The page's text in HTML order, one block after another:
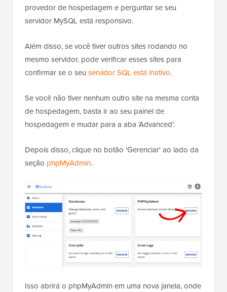
provedor de hospedagem e perguntar se seu
servidor MySQL está responsivo.
Além disso, se você tiver outros sites rodando no
mesmo servidor, pode verificar esses sites para
confirmar se o seu servidor SQL está inativo.
Se você não tiver nenhum outro site na mesma conta
de hospedagem, basta ir ao seu painel de
hospedagem e mudar para a aba ‘Advanced’.
Depois disso, clique no botão 'Gerenciar' ao lado da
seção phpMyAdmin.
Isso abrirá o phpMyAdmin em uma nova janela, onde